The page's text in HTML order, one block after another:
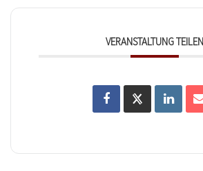
VERANSTALTUNG TEILEN